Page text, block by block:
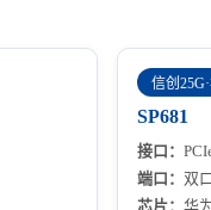
信创
SP681
接口：
端口： 双
芯片： 华